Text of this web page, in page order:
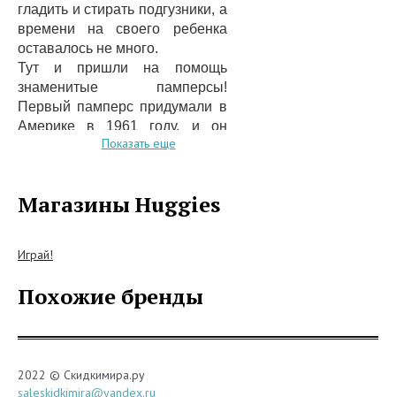
гладить и стирать подгузники, а
времени на своего ребенка
оставалось не много.
Тут и пришли на помощь
знаменитые памперсы!
Первый памперс придумали в
Америке в 1961 году, и он
отличался от своего
Сегодня компания Kimberly-
изделие для малышей, которое
движения и долго остается
В каталоге компании можно
различных видов памперсов
Показать еще
Магазины Huggies
Играй!
Похожие бренды
2022 © Скидкимира.ру
saleskidkimira@yandex.ru